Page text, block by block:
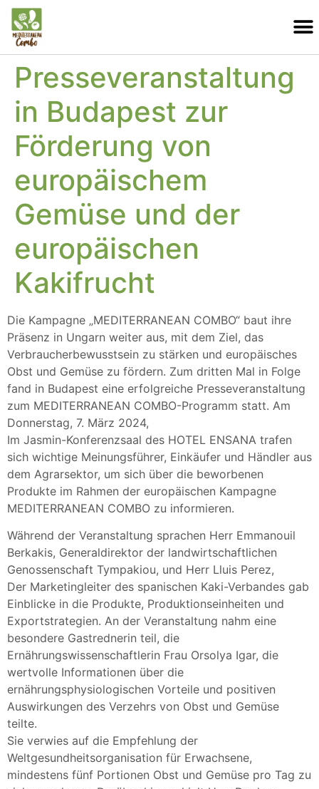
Presseveranstaltung
in Budapest zur
Förderung von
europäischem
Gemüse und der
europäischen
Kakifrucht
Die Kampagne „MEDITERRANEAN COMBO“ baut ihre
Präsenz in Ungarn weiter aus, mit dem Ziel, das
Verbraucherbewusstsein zu stärken und europäisches
Obst und Gemüse zu fördern. Zum dritten Mal in Folge
fand in Budapest eine erfolgreiche Presseveranstaltung
zum MEDITERRANEAN COMBO-Programm statt. Am
Donnerstag, 7. März 2024,
Im Jasmin-Konferenzsaal des HOTEL ENSANA trafen
sich wichtige Meinungsführer, Einkäufer und Händler aus
dem Agrarsektor, um sich über die beworbenen
Produkte im Rahmen der europäischen Kampagne
MEDITERRANEAN COMBO zu informieren.
Während der Veranstaltung sprachen Herr Emmanouil
Berkakis, Generaldirektor der landwirtschaftlichen
Genossenschaft Tympakiou, und Herr Lluis Perez,
Der Marketingleiter des spanischen Kaki-Verbandes gab
Einblicke in die Produkte, Produktionseinheiten und
Exportstrategien. An der Veranstaltung nahm eine
besondere Gastrednerin teil, die
Ernährungswissenschaftlerin Frau Orsolya Igar, die
wertvolle Informationen über die
ernährungsphysiologischen Vorteile und positiven
Auswirkungen des Verzehrs von Obst und Gemüse
teilte.
Sie verwies auf die Empfehlung der
Weltgesundheitsorganisation für Erwachsene,
mindestens fünf Portionen Obst und Gemüse pro Tag zu